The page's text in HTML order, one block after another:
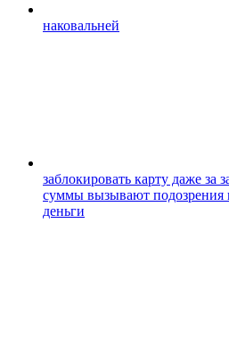
наковальней
заблокировать карту даже за
суммы вызывают подозрения
деньги